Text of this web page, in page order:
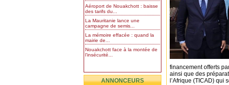
Aéroport de Nouakchott : baisse
des tarifs du...
La Mauritanie lance une
campagne de semis...
La mémoire effacée : quand la
mairie de...
Nouakchott face à la montée de
l’insécurité...
ANNONCEURS
financement offerts
ainsi que des
l’Afrique (TICAD) qui